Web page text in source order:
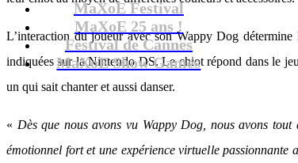
MaXoE Festival
MaXoE 25 ans !
Festival de Cannes
MaXoE Show Games
L’interaction du joueur avec son Wappy Dog
indiquées sur la Nintendo DS. Le chiot répond dans le
un qui sait chanter et aussi danser.
« Dès que nous avons vu Wappy Dog, nous avons tout
émotionnel fort et une expérience virtuelle